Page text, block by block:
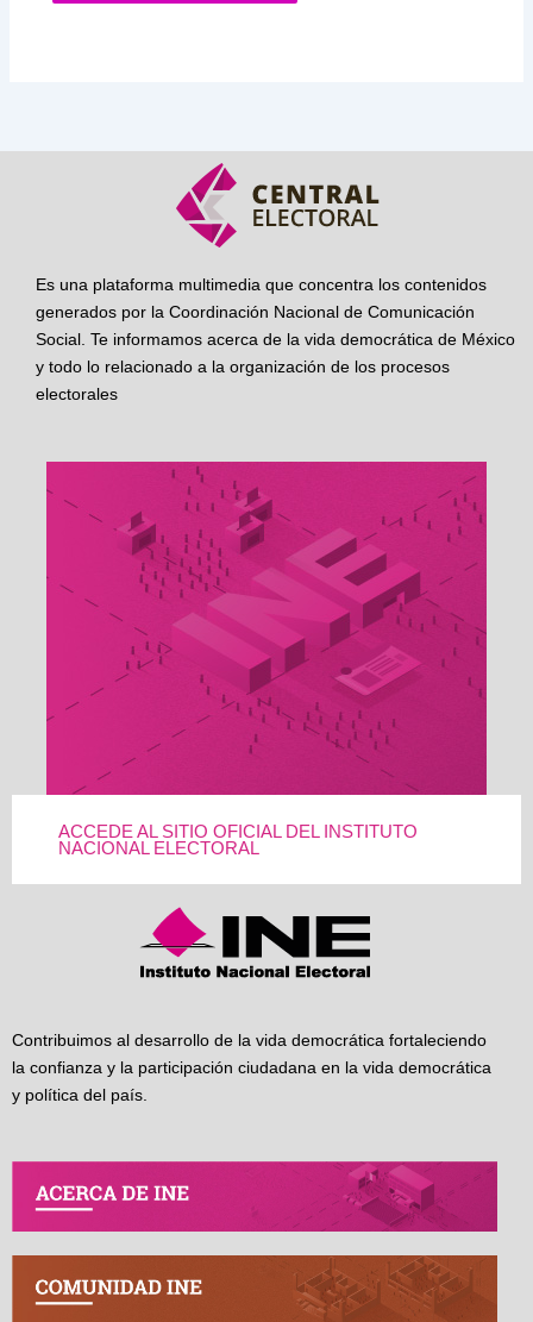
Es una plataforma multimedia que concentra los contenidos
generados por la Coordinación Nacional de Comunicación
Social. Te informamos acerca de la vida democrática de México
y todo lo relacionado a la organización de los procesos
electorales
ACCEDE AL SITIO OFICIAL DEL INSTITUTO
NACIONAL ELECTORAL
Contribuimos al desarrollo de la vida democrática fortaleciendo
la confianza y la participación ciudadana en la vida democrática
y política del país.